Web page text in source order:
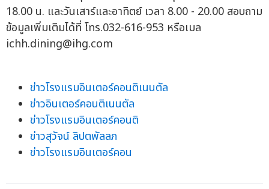
18.00 น. และวันเสาร์และอาทิตย์ เวลา 8.00 - 20.00 สอบถาม
ข้อมูลเพิ่มเติมได้ที่ โทร.032-616-953 หรือเมล
ichh.dining@ihg.com
ข่าวโรงแรมอินเตอร์คอนติเนนตัล
ข่าวอินเตอร์คอนติเนนตัล
ข่าวโรงแรมอินเตอร์คอนติ
ข่าวสุวัจน์ ลิปตพัลลภ
ข่าวโรงแรมอินเตอร์คอน